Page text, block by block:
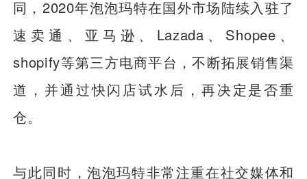
同，2020年泡泡玛特在国外市场陆续入驻了
速卖通、亚马逊、Lazada、Shopee、
shopify等第三方电商平台，不断拓展销售渠
道，并通过快闪店试水后，再决定是否重
仓。
与此同时，泡泡玛特非常注重在社交媒体和